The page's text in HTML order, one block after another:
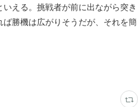
える。挑戦者が前に出ながら突き
勝機は広がりそうだが、それを簡